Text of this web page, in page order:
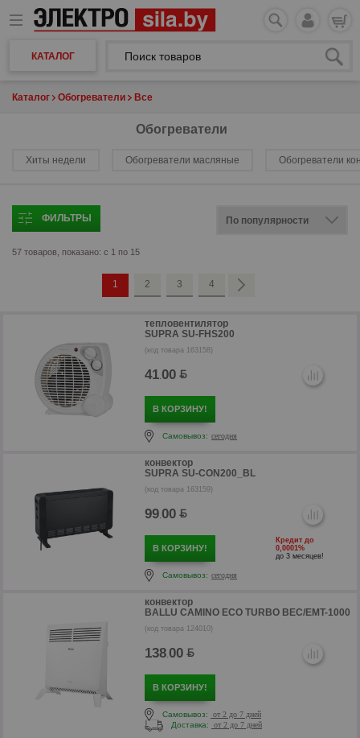
КАТАЛОГ
Каталог Обогреватели Все
Обогреватели
Хиты недели Обогреватели масляные Обогреватели
ФИЛЬТРЫ
57 товаров, показано: с 1 по 15
1 2 3 4
тепловентилятор
SUPRA SU-FHS200
(код товара 163158)
41.00
р
В КОРЗИНУ!
Самовывоз: сегодня
конвектор
SUPRA SU-CON200_BL
(код товара 163159)
99.00
В КОРЗИНУ!
Кредит до
0,0001%
до 3 месяцев!
Самовывоз: сегодня
конвектор
BALLU CAMINO ECO TURBO BEC/EMT-1000
(код товара 124010)
138.00
В КОРЗИНУ!
Самовывоз:
от 2 до 7 дней
Доставка:
от 2 до 7 дней